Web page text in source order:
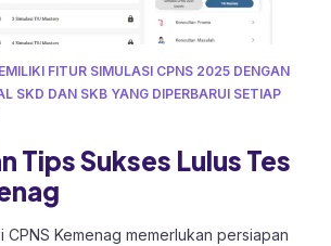
FITUR SIMULASI CPNS 2025 DENGAN
SKD DAN SKB YANG DIPERBARUI SETIAP
Tips Sukses Lulus Tes
Kemenag memerlukan persiapan